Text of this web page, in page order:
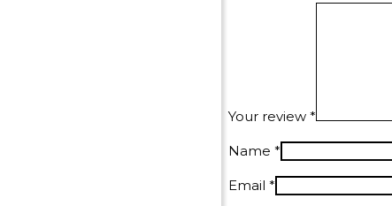
Your review *
Name *
Email *